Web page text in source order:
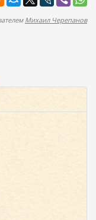
Михаил Черепанов